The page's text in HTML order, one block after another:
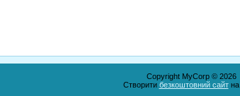
Copyright MyCorp © 2026
Створити безкоштовний сайтна